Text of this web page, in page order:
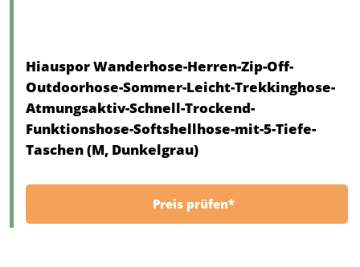
Hiauspor Wanderhose-Herren-Zip-Off-
Outdoorhose-Sommer-Leicht-Trekkinghose-
Atmungsaktiv-Schnell-Trockend-
Funktionshose-Softshellhose-mit-5-Tiefe-
Taschen (M, Dunkelgrau)
Preis prüfen*